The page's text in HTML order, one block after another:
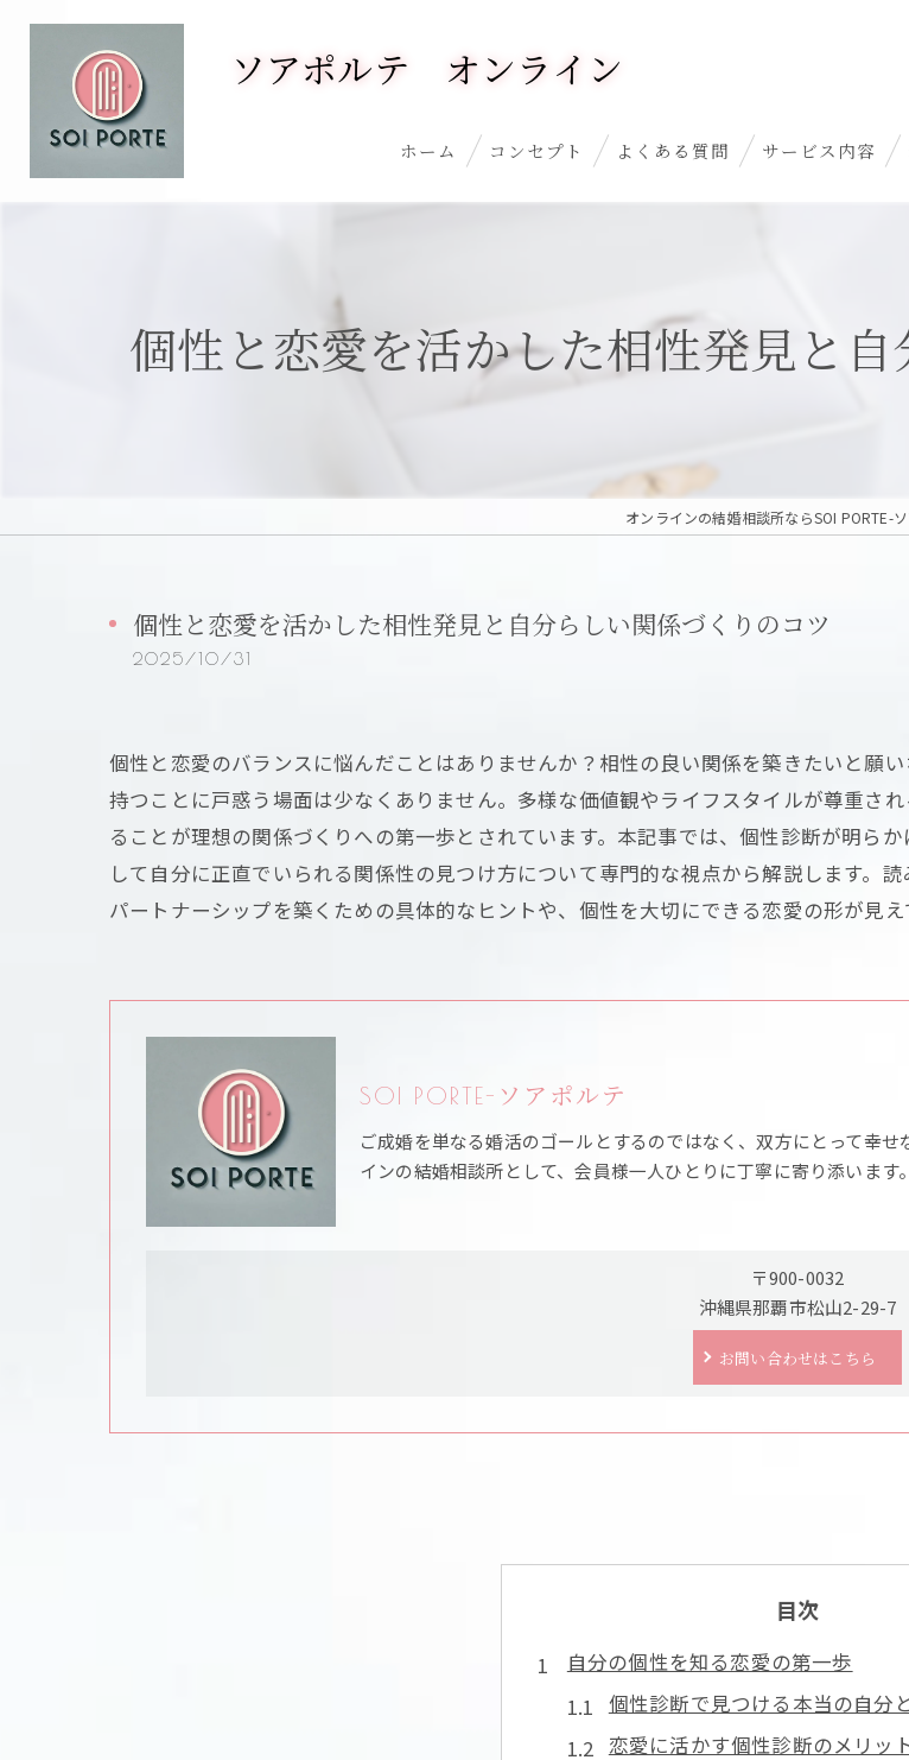
ソアポルテ オンライン
ホーム コンセプト よくある質問 サービス内容
個性と恋愛を活かした相性発見と
オンラインの結婚相談所ならSOI PORTE-
個性と恋愛を活かした相性発見と自分らしい関係づくりのコツ
2025/10/31
個性と恋愛のバランスに悩んだことはありませんか？相性の良い関係を築きたいと願
持つことに戸惑う場面は少なくありません。多様な価値観やライフスタイルが尊重さ
ることが理想の関係づくりへの第一歩とされています。本記事では、個性診断が明ら
して自分に正直でいられる関係性の見つけ方について専門的な視点から解説します。
パートナーシップを築くための具体的なヒントや、個性を大切にできる恋愛の形が見え
SOI PORTE-ソアポルテ
ご成婚を単なる婚活のゴールとするのではなく、双方にとって幸
インの結婚相談所として、会員様一人ひとりに丁寧に寄り添います。
〒900-0032
沖縄県那覇市松山2-29-7
お問い合わせはこちら
目次
自分の個性を知る恋愛の第一歩
個性診断で見つける本当の自分
恋愛に活かす個性診断のメリッ